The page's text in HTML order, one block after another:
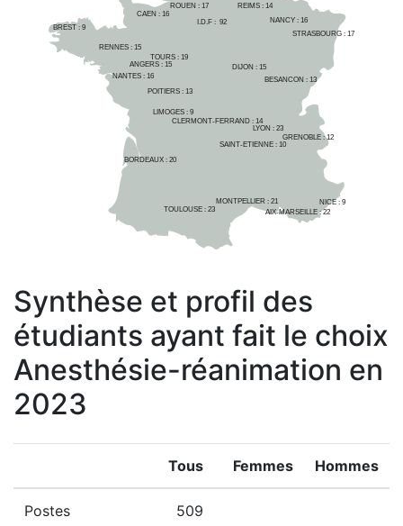
I.D.F : 92
AIX-MARSEILLE : 22
ANGERS : 15
BESANCON : 13
BORDEAUX : 20
BREST : 9
CAEN : 16
CLERMONT-FERRAND : 14
DIJON : 15
GRENOBLE : 12
LIMOGES : 9
LYON : 23
MONTPELLIER : 21
NANCY : 16
NANTES : 16
NICE : 9
POITIERS : 13
REIMS : 14
RENNES : 15
ROUEN : 17
SAINT-ETIENNE : 10
STRASBOURG : 17
TOULOUSE : 23
TOURS : 19
Synthèse et profil des
étudiants ayant fait le choix
Anesthésie-réanimation en
2023
Tous Femmes Hommes
Postes 509